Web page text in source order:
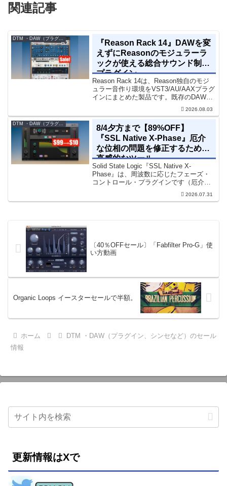
関連記事
『Reason Rack 14』DAWを変
えずにReasonのモジュラーラ
ックが使える総合サウンド制作
プラグイン
Reason Rack 14は、Reason独自のモジ
ュラー音作り環境をVST3/AU/AAXプラグ
インにまとめた製品です。既存のDAWを
乗り換えることなく、68種類のシンセや
エフェクト、CV配線をそのままトラック
に追加できます。通常199...
2026.08.03
DTM ・DAW（プラグイン、シンセなど）のセール情報
8/4夕方まで【89%OFF】
『SSL Native X-Phase』厄介
な位相の問題を修正するための
直感的なツール
Solid State Logic『SSL Native X-
Phase』は、周波数に応じたフェーズ・
コントロール・プラグインです（厄介な
位相の問題を修正するための直感的なツ
ールです）。特定の周波数で位相をシフ
2026.07.31
〔40％OFFセール〕「Fabfilter Pro-G」使
い方動画
Organic Loops イースターセールで半額。
ホーム
DTM ・DAW（プラグイン、シンセなど）のセール
情報
更新情報はXで